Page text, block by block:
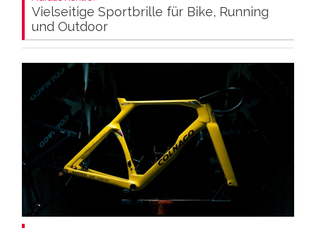
Vielseitige Sportbrille für Bike, Running
und Outdoor